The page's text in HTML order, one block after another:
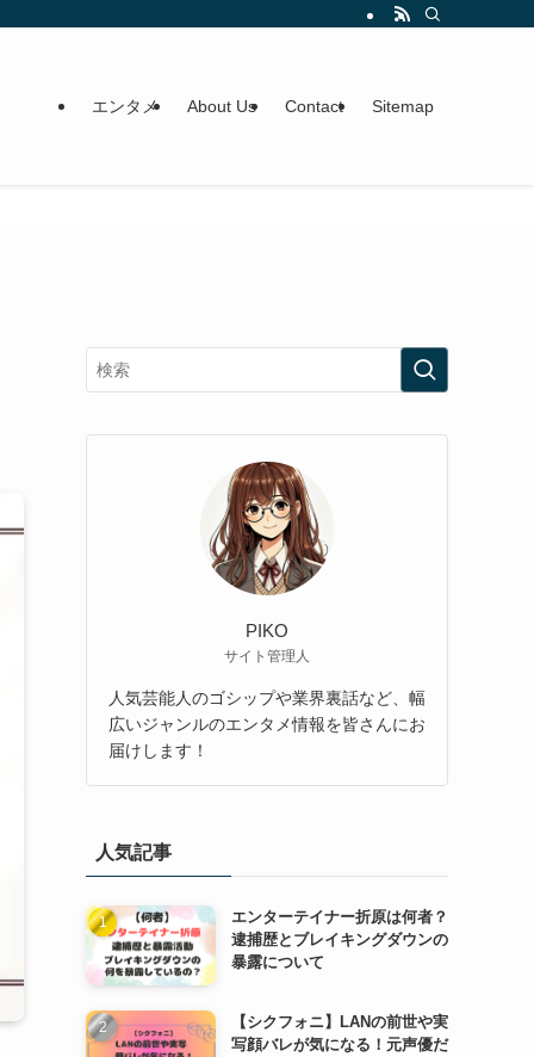
エンタメ About Us Contact Sitemap
PIKO
サイト管理人
人気芸能人のゴシップや業界裏話など、幅
広いジャンルのエンタメ情報を皆さんにお
届けします！
人気記事
エンターテイナー折原は何者？
逮捕歴とブレイキングダウンの
暴露について
【シクフォニ】LANの前世や実
写顔バレが気になる！元声優だ